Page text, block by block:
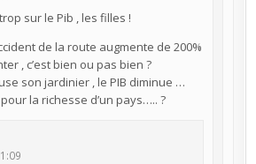
sur le Pib , les filles !
de la route augmente de 200%
, c’est bien ou pas bien ?
son jardinier , le PIB diminue …
la richesse d’un pays….. ?